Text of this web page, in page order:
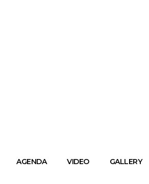
AGENDA VIDEO GALLERY